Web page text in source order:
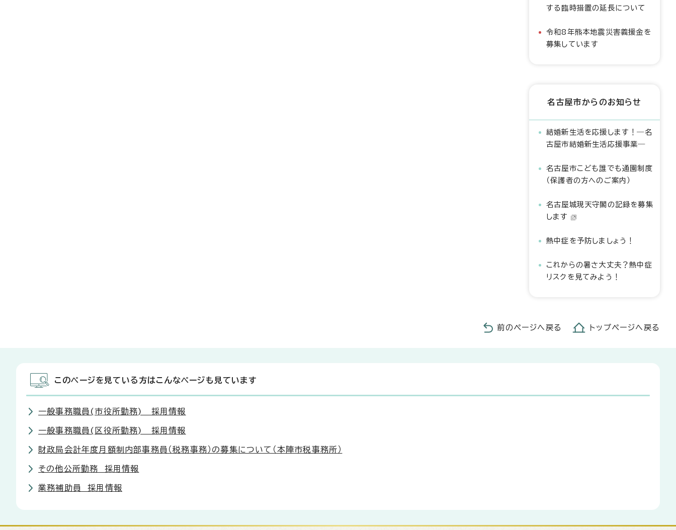
する臨時措置の延長について
令和8年熊本地震災害義援金を
募集しています
名古屋市からのお知らせ
結婚新生活を応援します！―名
古屋市結婚新生活応援事業―
名古屋市こども誰でも通園制度
（保護者の方へのご案内）
名古屋城現天守閣の記録を募集
します
熱中症を予防しましょう！
これからの暑さ大丈夫？熱中症
リスクを見てみよう！
前のページへ戻る トップページへ戻る
このページを見ている方はこんなページも見ています
一般事務職員(市役所勤務) 採用情報
一般事務職員(区役所勤務) 採用情報
財政局会計年度月額制内部事務員（税務事務）の募集について（本陣市税事務所）
その他公所勤務 採用情報
業務補助員 採用情報